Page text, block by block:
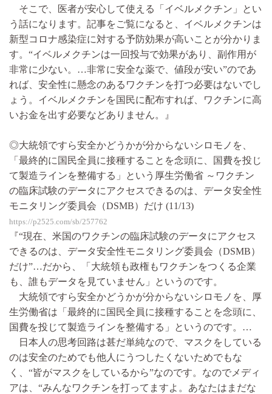
そこで、医者が安心して使える「イベルメクチン」とい
う話になります。記事をご覧になると、イベルメクチンは
新型コロナ感染症に対する予防効果が高いことが分かりま
す。“イベルメクチンは一回投与で効果があり、副作用が
非常に少ない。…非常に安全な薬で、値段が安い”のであ
れば、安全性に懸念のあるワクチンを打つ必要はないでし
ょう。イベルメクチンを国民に配布すれば、ワクチンに高
いお金を出す必要などありません。』
◎大統領ですら安全かどうかが分からないシロモノを、
「最終的に国民全員に接種することを念頭に、国費を投じ
て製造ラインを整備する」という厚生労働省 ～ワクチン
の臨床試験のデータにアクセスできるのは、データ安全性
モニタリング委員会（DSMB）だけ (11/13)
https://p2525.com/sb/257762
『“現在、米国のワクチンの臨床試験のデータにアクセス
できるのは、データ安全性モニタリング委員会（DSMB）
だけ”…だから、「大統領も政権もワクチンをつくる企業
も、誰もデータを見ていません」というのです。
大統領ですら安全かどうかが分からないシロモノを、厚
生労働省は「最終的に国民全員に接種することを念頭に、
国費を投じて製造ラインを整備する」というのです。…
日本人の思考回路は甚だ単純なので、マスクをしている
のは安全のためでも他人にうつしたくないためでもな
く、“皆がマスクをしているから”なのです。なのでメディ
アは、“みんなワクチンを打ってますよ。あなたはまだな